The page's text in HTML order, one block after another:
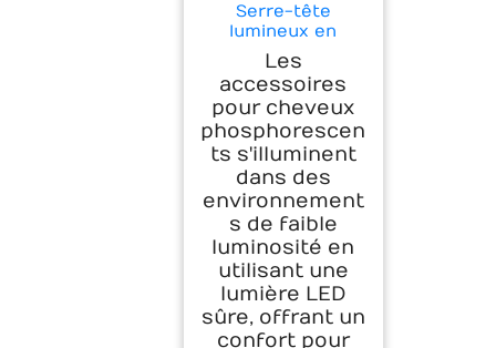
Serre-tête
lumineux en
forme de papillon
pour enfants filles
- Pour fête sur le
thème des fêtes à
thème - Bandeau
à volants lumineux
pour étudiants,
école, événement
Les
accessoires
pour cheveux
phosphorescen
ts s'illuminent
dans des
environnement
s de faible
luminosité en
utilisant une
lumière LED
sûre, offrant un
confort pour